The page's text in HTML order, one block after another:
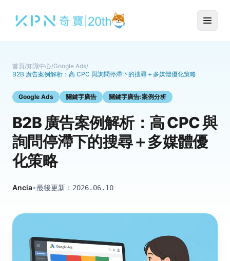
首頁/知識中心/Google Ads/
B2B 廣告案例解析：高 CPC 與詢問停滯下的搜尋＋多媒體優化策略
Google Ads 關鍵字廣告 關鍵字廣告:案例分析
B2B 廣告案例解析：高 CPC 與
詢問停滯下的搜尋＋多媒體優
化策略
Ancia•最後更新： 2026.06.10